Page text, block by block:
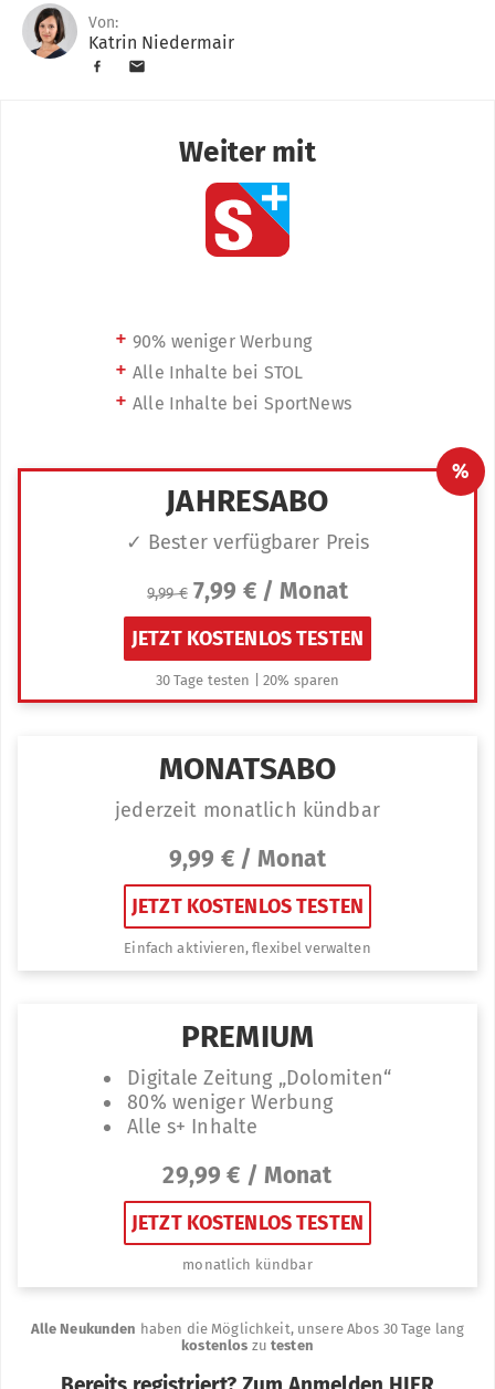
Von:
Katrin Niedermair